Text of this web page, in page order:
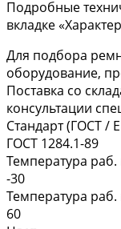
Подробные
вкладке
Для подбора
оборудование,
Поставка со
консультации
Стандарт (ГОСТ /
ГОСТ 1284.1-89
Температура раб.
-30
Температура раб.
60